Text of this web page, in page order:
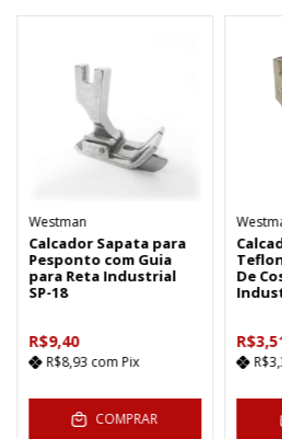
Westman
Calcador Sapata para
Pesponto com Guia
para Reta Industrial
SP-18
R$9,40
R$8,93 com Pix
COMPRAR
De